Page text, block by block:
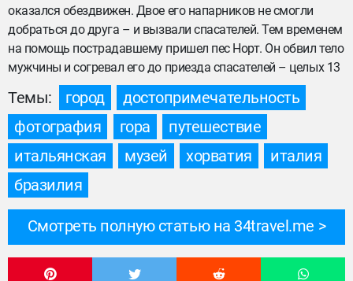
оказался обездвижен. Двое его напарников не смогли
добраться до друга – и вызвали спасателей. Тем временем
на помощь пострадавшему пришел пес Норт. Он обвил тело
мужчины и согревал его до приезда спасателей – целых 13
Темы: город
достопримечательность
фотография
гора
путешествие
итальянская
музей хорватия
италия
бразилия
Смотреть полную статью на 34travel.me